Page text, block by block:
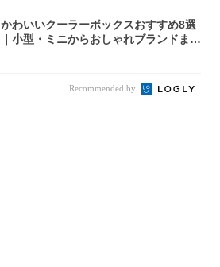
かわいいクーラーボックスおすすめ8選
｜小型・ミニからおしゃれブランドまで
Recommended by